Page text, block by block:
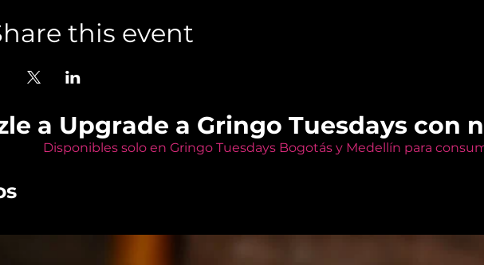
this event
a Upgrade a Gringo Tuesdays con
Disponibles solo en Gringo Tuesdays Bogotás y Medellín para